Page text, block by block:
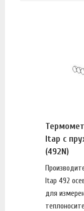
Itap с
(492N)
Itap 492
для